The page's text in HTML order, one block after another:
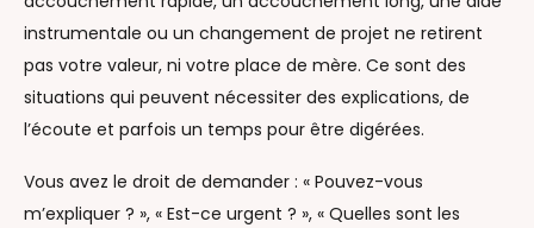
instrumentale ou un changement de projet ne retirent
pas votre valeur, ni votre place de mère. Ce sont des
situations qui peuvent nécessiter des explications, de
l’écoute et parfois un temps pour être digérées.
Vous avez le droit de demander : « Pouvez-vous
m’expliquer ? », « Est-ce urgent ? », « Quelles sont les